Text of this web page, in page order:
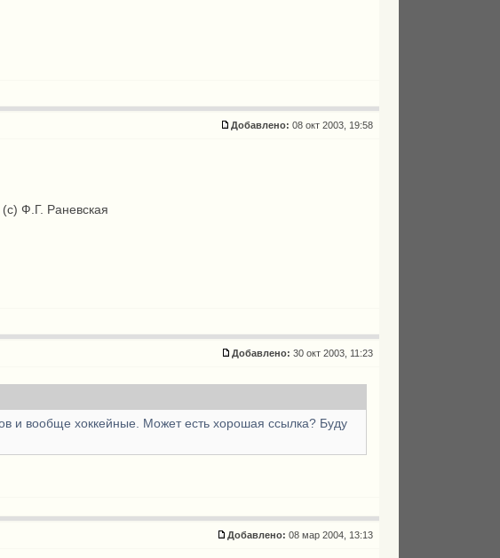
Добавлено: 08 окт 2003, 19:58
(с) Ф.Г. Раневская
Добавлено: 30 окт 2003, 11:23
и вообще хоккейные. Может есть хорошая ссылка? Буду
Добавлено: 08 мар 2004, 13:13